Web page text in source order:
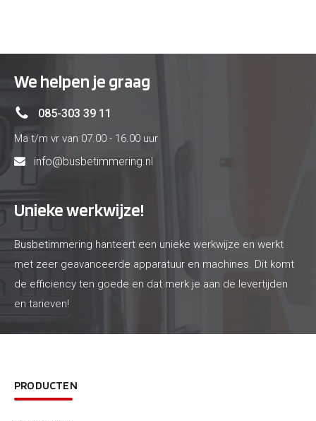
We helpen je graag
085-303 39 11
Ma t/m vr van 07.00 - 16.00 uur
info@busbetimmering.nl
Unieke werkwijze!
Busbetimmering hanteert een unieke werkwijze en werkt
met zeer geavanceerde apparatuur en machines. Dit komt
de efficiency ten goede en dat merk je aan de levertijden
en tarieven!
PRODUCTEN